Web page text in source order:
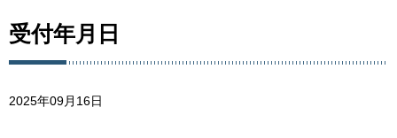
受付年月日
2025年09月16日